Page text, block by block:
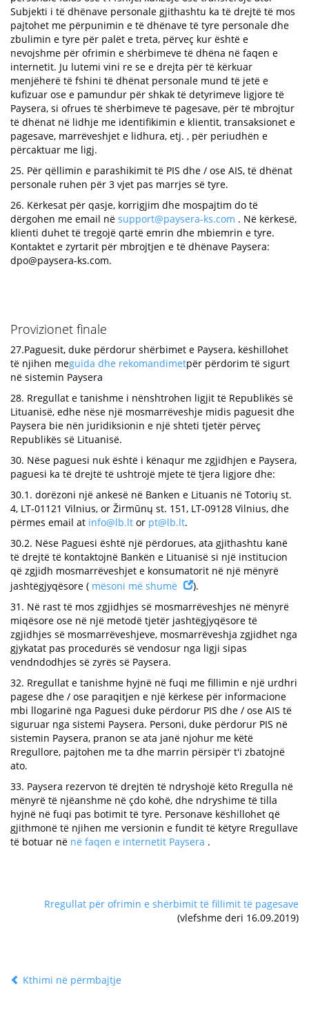
Subjekti i të dhënave personale gjithashtu ka të drejtë të mos
pajtohet me përpunimin e të dhënave të tyre personale dhe
zbulimin e tyre për palët e treta, përveç kur është e
nevojshme për ofrimin e shërbimeve të dhëna në faqen e
internetit. Ju lutemi vini re se e drejta për të kërkuar
menjëherë të fshini të dhënat personale mund të jetë e
kufizuar ose e pamundur për shkak të detyrimeve ligjore të
Paysera, si ofrues të shërbimeve të pagesave, për të mbrojtur
të dhënat në lidhje me identifikimin e klientit, transaksionet e
pagesave, marrëveshjet e lidhura, etj. , për periudhën e
përcaktuar me ligj.
25. Për qëllimin e parashikimit të PIS dhe / ose AIS, të dhënat
personale ruhen për 3 vjet pas marrjes së tyre.
26. Kërkesat për qasje, korrigjim dhe mospajtim do të
dërgohen me email në support@paysera-ks.com . Në kërkesë,
klienti duhet të tregojë qartë emrin dhe mbiemrin e tyre.
Kontaktet e zyrtarit për mbrojtjen e të dhënave Paysera:
dpo@paysera-ks.com.
Provizionet finale
27.Paguesit, duke përdorur shërbimet e Paysera, këshillohet
të njihen meguida dhe rekomandimetpër përdorim të sigurt
në sistemin Paysera
28. Rregullat e tanishme i nënshtrohen ligjit të Republikës së
Lituanisë, edhe nëse një mosmarrëveshje midis paguesit dhe
Paysera bie nën juridiksionin e një shteti tjetër përveç
Republikës së Lituanisë.
30. Nëse paguesi nuk është i kënaqur me zgjidhjen e Paysera,
paguesi ka të drejtë të ushtrojë mjete të tjera ligjore dhe:
30.1. dorëzoni një ankesë në Banken e Lituanis në Totorių st.
4, LT-01121 Vilnius, or Žirmūnų st. 151, LT-09128 Vilnius, dhe
përmes email at info@lb.lt or pt@lb.lt.
30.2. Nëse Paguesi është një përdorues, ata gjithashtu kanë
të drejtë të kontaktojnë Bankën e Lituanisë si një institucion
që zgjidh mosmarrëveshjet e konsumatorit në një mënyrë
jashtëgjyqësore ( mësoni më shumë
).
31. Në rast të mos zgjidhjes së mosmarrëveshjes në mënyrë
miqësore ose në një metodë tjetër jashtëgjyqësore të
zgjidhjes së mosmarrëveshjeve, mosmarrëveshja zgjidhet nga
gjykatat pas procedurës së vendosur nga ligji sipas
vendndodhjes së zyrës së Paysera.
32. Rregullat e tanishme hyjnë në fuqi me fillimin e një urdhri
pagese dhe / ose paraqitjen e një kërkese për informacione
mbi llogarinë nga Paguesi duke përdorur PIS dhe / ose AIS të
siguruar nga sistemi Paysera. Personi, duke përdorur PIS në
sistemin Paysera, pranon se ata janë njohur me këtë
Rregullore, pajtohen me ta dhe marrin përsipër t'i zbatojnë
ato.
33. Paysera rezervon të drejtën të ndryshojë këto Rregulla në
mënyrë të njëanshme në çdo kohë, dhe ndryshime të tilla
hyjnë në fuqi pas botimit të tyre. Personave këshillohet që
gjithmonë të njihen me versionin e fundit të këtyre Rregullave
të botuar në në faqen e internetit Paysera .
Rregullat për ofrimin e shërbimit të fillimit të pagesave
(vlefshme deri 16.09.2019)
Kthimi në përmbajtje